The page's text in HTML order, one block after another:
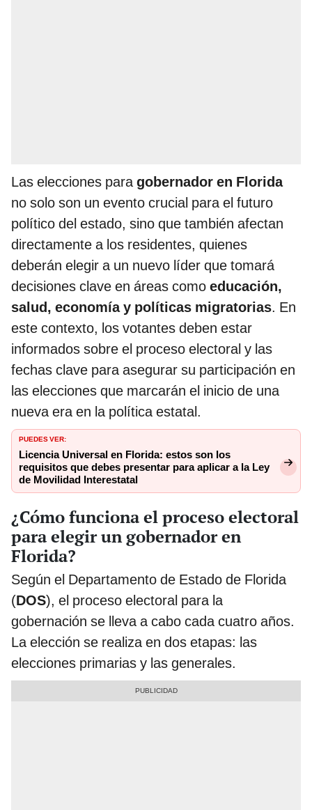
Las elecciones paragobernador en Florida
no solo son un evento crucial para el futuro
político del estado, sino que también afectan
directamente a los residentes, quienes
deberán elegir a un nuevo líder que tomará
decisiones clave en áreas como educación,
salud, economía y políticas migratorias. En
este contexto, los votantes deben estar
informados sobre el proceso electoral y las
fechas clave para asegurar su participación en
las elecciones que marcarán el inicio de una
nueva era en la política estatal.
PUEDES VER:
Licencia Universal en Florida: estos son los
requisitos que debes presentar para aplicar a la Ley
de Movilidad Interestatal
¿Cómo funciona el proceso electoral
para elegir un gobernador en
Florida?
Según el Departamento de Estado de Florida
(DOS), el proceso electoral para la
gobernación se lleva a cabo cada cuatro años.
La elección se realiza en dos etapas: las
elecciones primarias y las generales.